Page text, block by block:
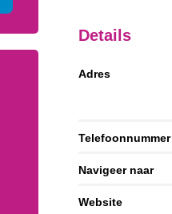
Details
Adres
Telefoonnummer
Navigeer naar
Website